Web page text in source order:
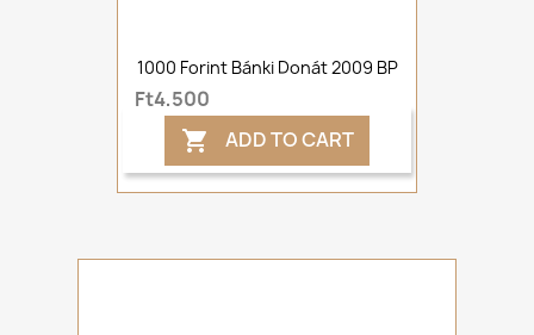
1000 Forint Bánki Donát 2009 BP
Ft4,500
 ADD TO CART